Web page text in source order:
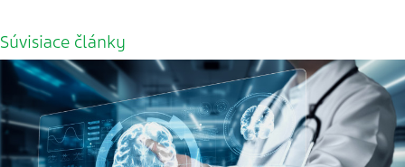
Súvisiace články